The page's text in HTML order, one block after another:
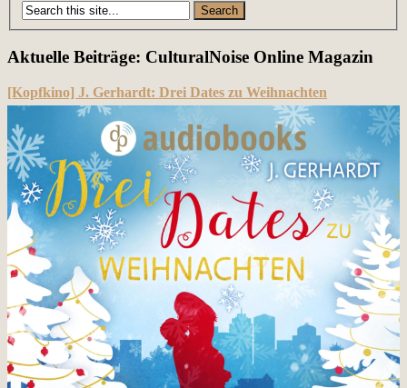
navigation
Aktuelle Beiträge: CulturalNoise Online Magazin
[Kopfkino] J. Gerhardt: Drei Dates zu Weihnachten